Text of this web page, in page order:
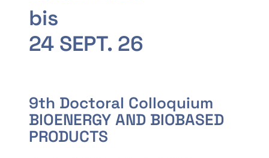
bis
24 SEPT. 26
9th Doctoral Colloquium
BIOENERGY AND BIOBASED
PRODUCTS